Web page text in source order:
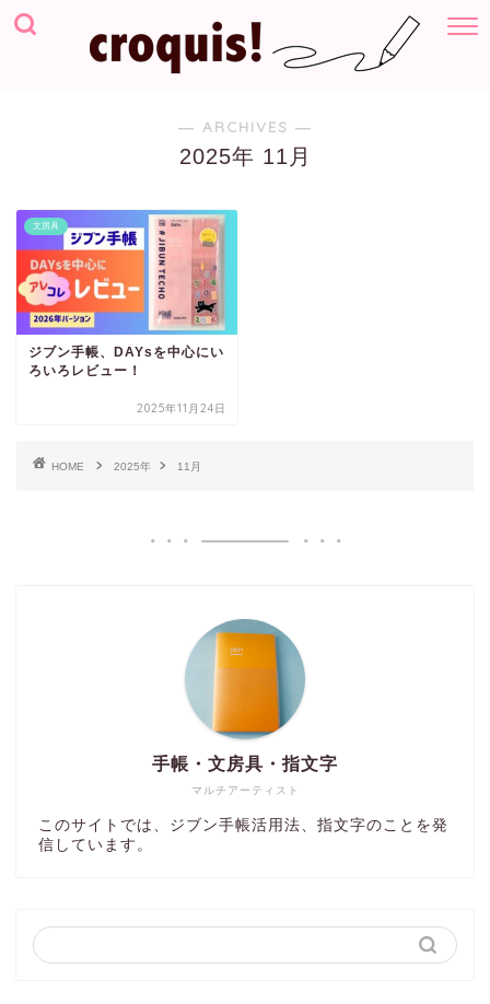
― ARCHIVES ―
2025年 11月
文房具
ジブン手帳、DAYsを中心にい
ろいろレビュー！
2025年11月24日
HOME 2025年 11月
マルチアーティスト
手帳・文房具・指文字
このサイトでは、ジブン手帳活用法、指文字のことを発
信しています。